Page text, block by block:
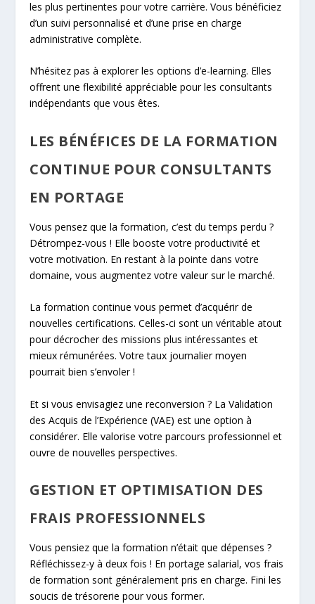
les plus pertinentes pour votre carrière. Vous bénéficiez
d’un suivi personnalisé et d’une prise en charge
administrative complète.
N’hésitez pas à explorer les options d’e-learning. Elles
offrent une flexibilité appréciable pour les consultants
indépendants que vous êtes.
LES BÉNÉFICES DE LA FORMATION
CONTINUE POUR CONSULTANTS
EN PORTAGE
Vous pensez que la formation, c’est du temps perdu ?
Détrompez-vous ! Elle booste votre productivité et
votre motivation. En restant à la pointe dans votre
domaine, vous augmentez votre valeur sur le marché.
La formation continue vous permet d’acquérir de
nouvelles certifications. Celles-ci sont un véritable atout
pour décrocher des missions plus intéressantes et
mieux rémunérées. Votre taux journalier moyen
pourrait bien s’envoler !
Et si vous envisagiez une reconversion ? La Validation
des Acquis de l’Expérience (VAE) est une option à
considérer. Elle valorise votre parcours professionnel et
ouvre de nouvelles perspectives.
GESTION ET OPTIMISATION DES
FRAIS PROFESSIONNELS
Vous pensiez que la formation n’était que dépenses ?
Réfléchissez-y à deux fois ! En portage salarial, vos frais
de formation sont généralement pris en charge. Fini les
soucis de trésorerie pour vous former.